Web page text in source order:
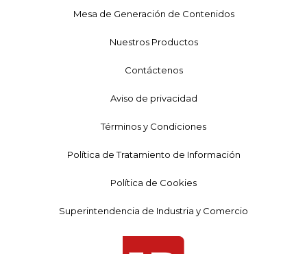
Mesa de Generación de Contenidos
Nuestros Productos
Contáctenos
Aviso de privacidad
Términos y Condiciones
Política de Tratamiento de Información
Política de Cookies
Superintendencia de Industria y Comercio